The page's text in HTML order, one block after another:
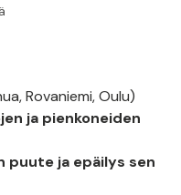
Rovaniemi, Oulu)
ja pienkoneiden
puute ja epäilys sen